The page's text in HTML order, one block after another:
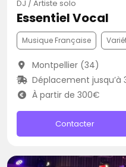
DJ / Artiste solo
Essentiel Vocal
Musique Française
Montpellier (34)
Déplacement jusqu’à
À partir de 300€
Contacter